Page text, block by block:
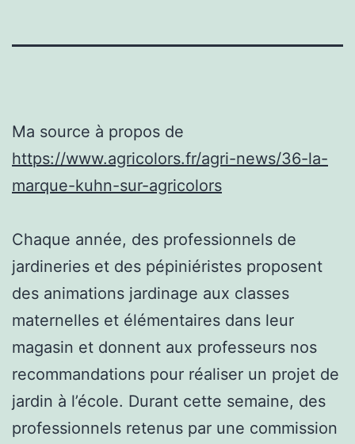
Ma source à propos de
https://www.agricolors.fr/agri-news/36-la-
marque-kuhn-sur-agricolors
Chaque année, des professionnels de
jardineries et des pépiniéristes proposent
des animations jardinage aux classes
maternelles et élémentaires dans leur
magasin et donnent aux professeurs nos
recommandations pour réaliser un projet de
jardin à l’école. Durant cette semaine, des
professionnels retenus par une commission